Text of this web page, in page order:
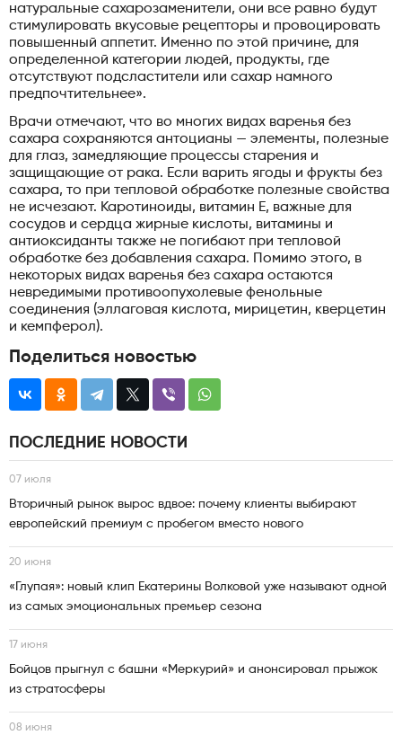
натуральные сахарозаменители, они все равно будут
стимулировать вкусовые рецепторы и провоцировать
повышенный аппетит. Именно по этой причине, для
определенной категории людей, продукты, где
отсутствуют подсластители или сахар намного
предпочтительнее».
Врачи отмечают, что во многих видах варенья без
сахара сохраняются антоцианы — элементы, полезные
для глаз, замедляющие процессы старения и
защищающие от рака. Если варить ягоды и фрукты без
сахара, то при тепловой обработке полезные свойства
не исчезают. Каротиноиды, витамин Е, важные для
сосудов и сердца жирные кислоты, витамины и
антиоксиданты также не погибают при тепловой
обработке без добавления сахара. Помимо этого, в
некоторых видах варенья без сахара остаются
невредимыми противоопухолевые фенольные
соединения (эллаговая кислота, мирицетин, кверцетин
и кемпферол).
Поделиться новостью
ПОСЛЕДНИЕ НОВОСТИ
07 июля
Вторичный рынок вырос вдвое: почему клиенты выбирают
европейский премиум с пробегом вместо нового
20 июня
«Глупая»: новый клип Екатерины Волковой уже называют одной
из самых эмоциональных премьер сезона
17 июня
Бойцов прыгнул с башни «Меркурий» и анонсировал прыжок
из стратосферы
08 июня